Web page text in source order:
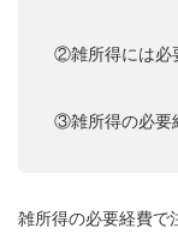
②雑所得には必
③雑所得の必要
雑所得の必要経費で